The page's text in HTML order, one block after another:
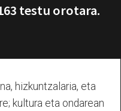
testu orotara.
hizkuntzalaria, eta
kultura eta ondarean